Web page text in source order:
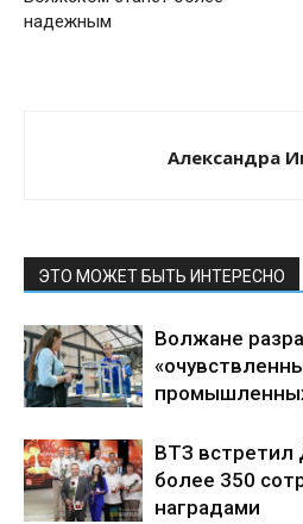
надежным
Александра
ЭТО МОЖЕТ БЫТЬ ИНТЕРЕСНО
Волжане
ВТЗ встретил
более 350
наградами